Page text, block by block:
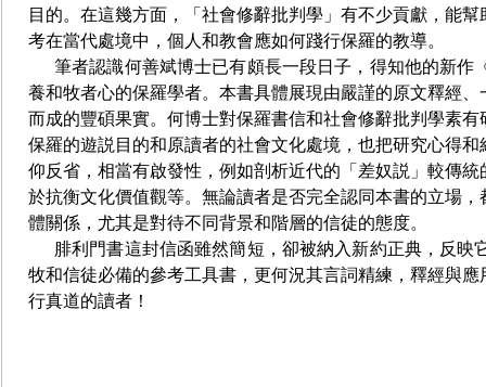
目的。在這幾方面，「社會修辭批判學」有不少貢獻，能
考在當代處境中，個人和教會應如何踐行保羅的教導。
筆者認識何善斌博士已有頗長一段日子，得知他的新作
養和牧者心的保羅學者。本書具體展現由嚴謹的原文釋經
而成的豐碩果實。何博士對保羅書信和社會修辭批判學素
保羅的遊説目的和原讀者的社會文化處境，也把研究心得
仰反省，相當有啟發性，例如剖析近代的「差奴説」較傳
於抗衡文化價值觀等。無論讀者是否完全認同本書的立場，
體關係，尤其是對待不同背景和階層的信徒的態度。
腓利門書這封信函雖然簡短，卻被納入新約正典，反
牧和信徒必備的參考工具書，更何況其言詞精練，釋經與
行真道的讀者！